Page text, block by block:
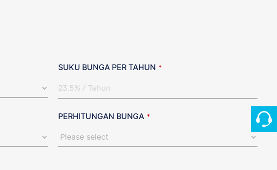
SUKU BUNGA PER TAHUN *
PERHITUNGAN BUNGA *